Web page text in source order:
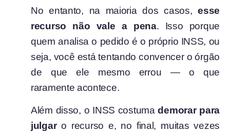
No entanto, na maioria dos casos,esse
recurso não vale a pena. Isso porque
quem analisa o pedido é o próprio INSS, ou
seja, você está tentando convencer o órgão
de que ele mesmo errou — o que
raramente acontece.
Além disso, o INSS costumademorar para
julgaro recurso e, no final, muitas vezes